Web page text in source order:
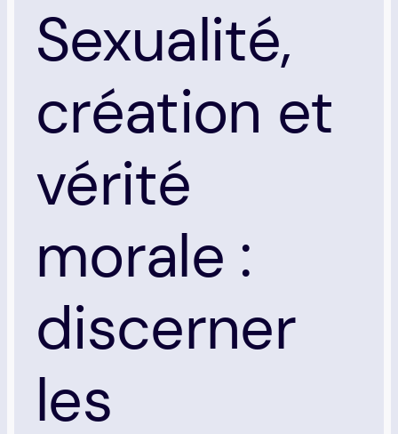
Sexualité,
création et
vérité
morale :
discerner
les